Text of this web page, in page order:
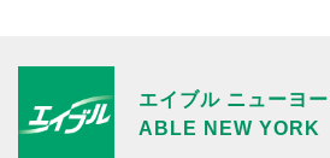
エイブル ニューヨ
ABLE NEW YORK